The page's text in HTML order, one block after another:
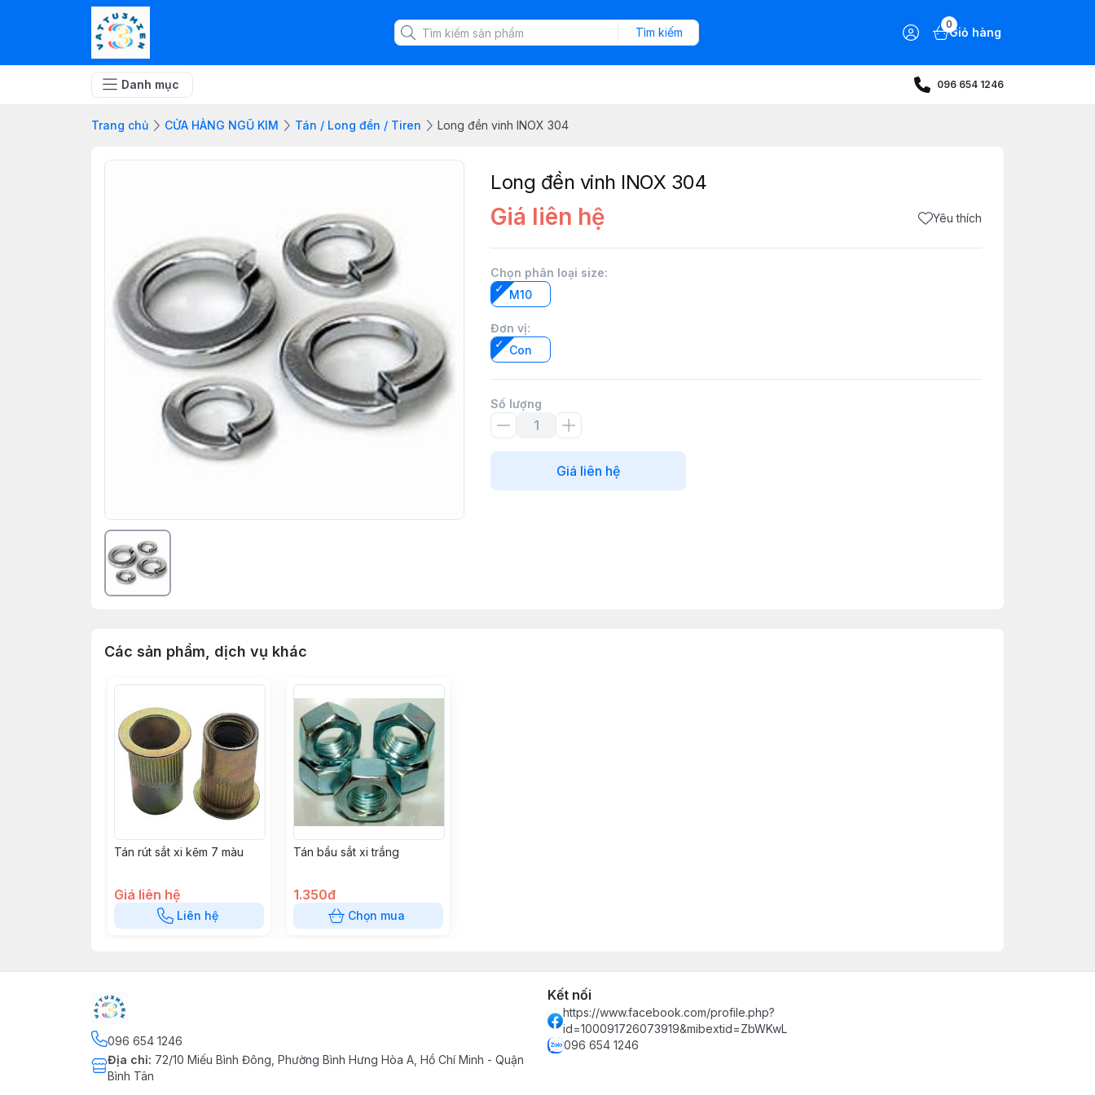
Tìm kiếm
0
Giỏ hàng
Danh mục 096 654 1246
Trang chủ CỬA HÀNG NGŨ KIM Tán / Long đền / Tiren Long đền vinh INOX 304
Long đền vinh INOX 304
Giá liên hệ Yêu thích
Chọn phân loại size:
M10
Đơn vị:
Con
Số lượng
Giá liên hệ
Các sản phẩm, dịch vụ khác
Tán rút sắt xi kẽm 7 màu
Giá liên hệ
Liên hệ
Tán bầu sắt xi trắng
1.350đ
Chọn mua
096 654 1246
Địa chỉ: 72/10 Miếu Bình Đông, Phường Bình Hưng Hòa A, Hồ Chí Minh - Quận
Bình Tân
Kết nối
https://www.facebook.com/profile.php?
id=100091726073919&mibextid=ZbWKwL
096 654 1246